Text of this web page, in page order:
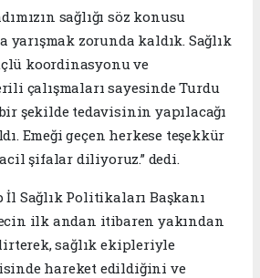
sağlığı söz konusu
yarışmak zorunda kaldık. Sağlık
koordinasyonu ve
çalışmaları sayesinde Turdu
şekilde tedavisinin yapılacağı
Emeği geçen herkese teşekkür
şifalar diliyoruz.” dedi.
İl Sağlık Politikaları Başkanı
ilk andan itibaren yakından
sağlık ekipleriyle
hareket edildiğini ve